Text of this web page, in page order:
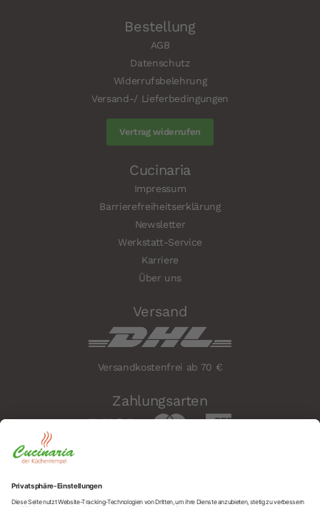
Bestellung
AGB
Datenschutz
Widerrufsbelehrung
Versand-/ Lieferbedingungen
Vertrag widerrufen
Cucinaria
Impressum
Barrierefreiheitserklärung
Newsletter
Werkstatt-Service
Karriere
Über uns
Versand
Versandkostenfrei ab 70 €
Zahlungsarten